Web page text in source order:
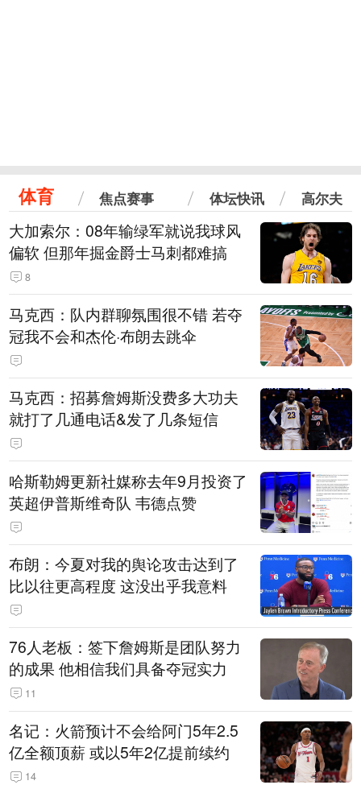
体育 焦点赛事 体坛快讯 高尔夫
大加索尔：08年输绿军就说我球风
偏软 但那年掘金爵士马刺都难搞
8
马克西：队内群聊氛围很不错 若夺
冠我不会和杰伦·布朗去跳伞
马克西：招募詹姆斯没费多大功夫
就打了几通电话&发了几条短信
哈斯勒姆更新社媒称去年9月投资了
英超伊普斯维奇队 韦德点赞
布朗：今夏对我的舆论攻击达到了
比以往更高程度 这没出乎我意料
76人老板：签下詹姆斯是团队努力
的成果 他相信我们具备夺冠实力
11
名记：火箭预计不会给阿门5年2.5
亿全额顶薪 或以5年2亿提前续约
14